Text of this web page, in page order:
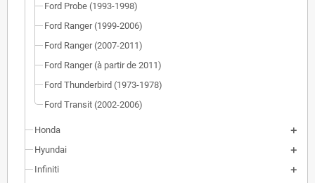
Ford Probe (1993-1998)
Ford Ranger (1999-2006)
Ford Ranger (2007-2011)
Ford Ranger (à partir de 2011)
Ford Thunderbird (1973-1978)
Ford Transit (2002-2006)
Honda
Hyundai
Infiniti